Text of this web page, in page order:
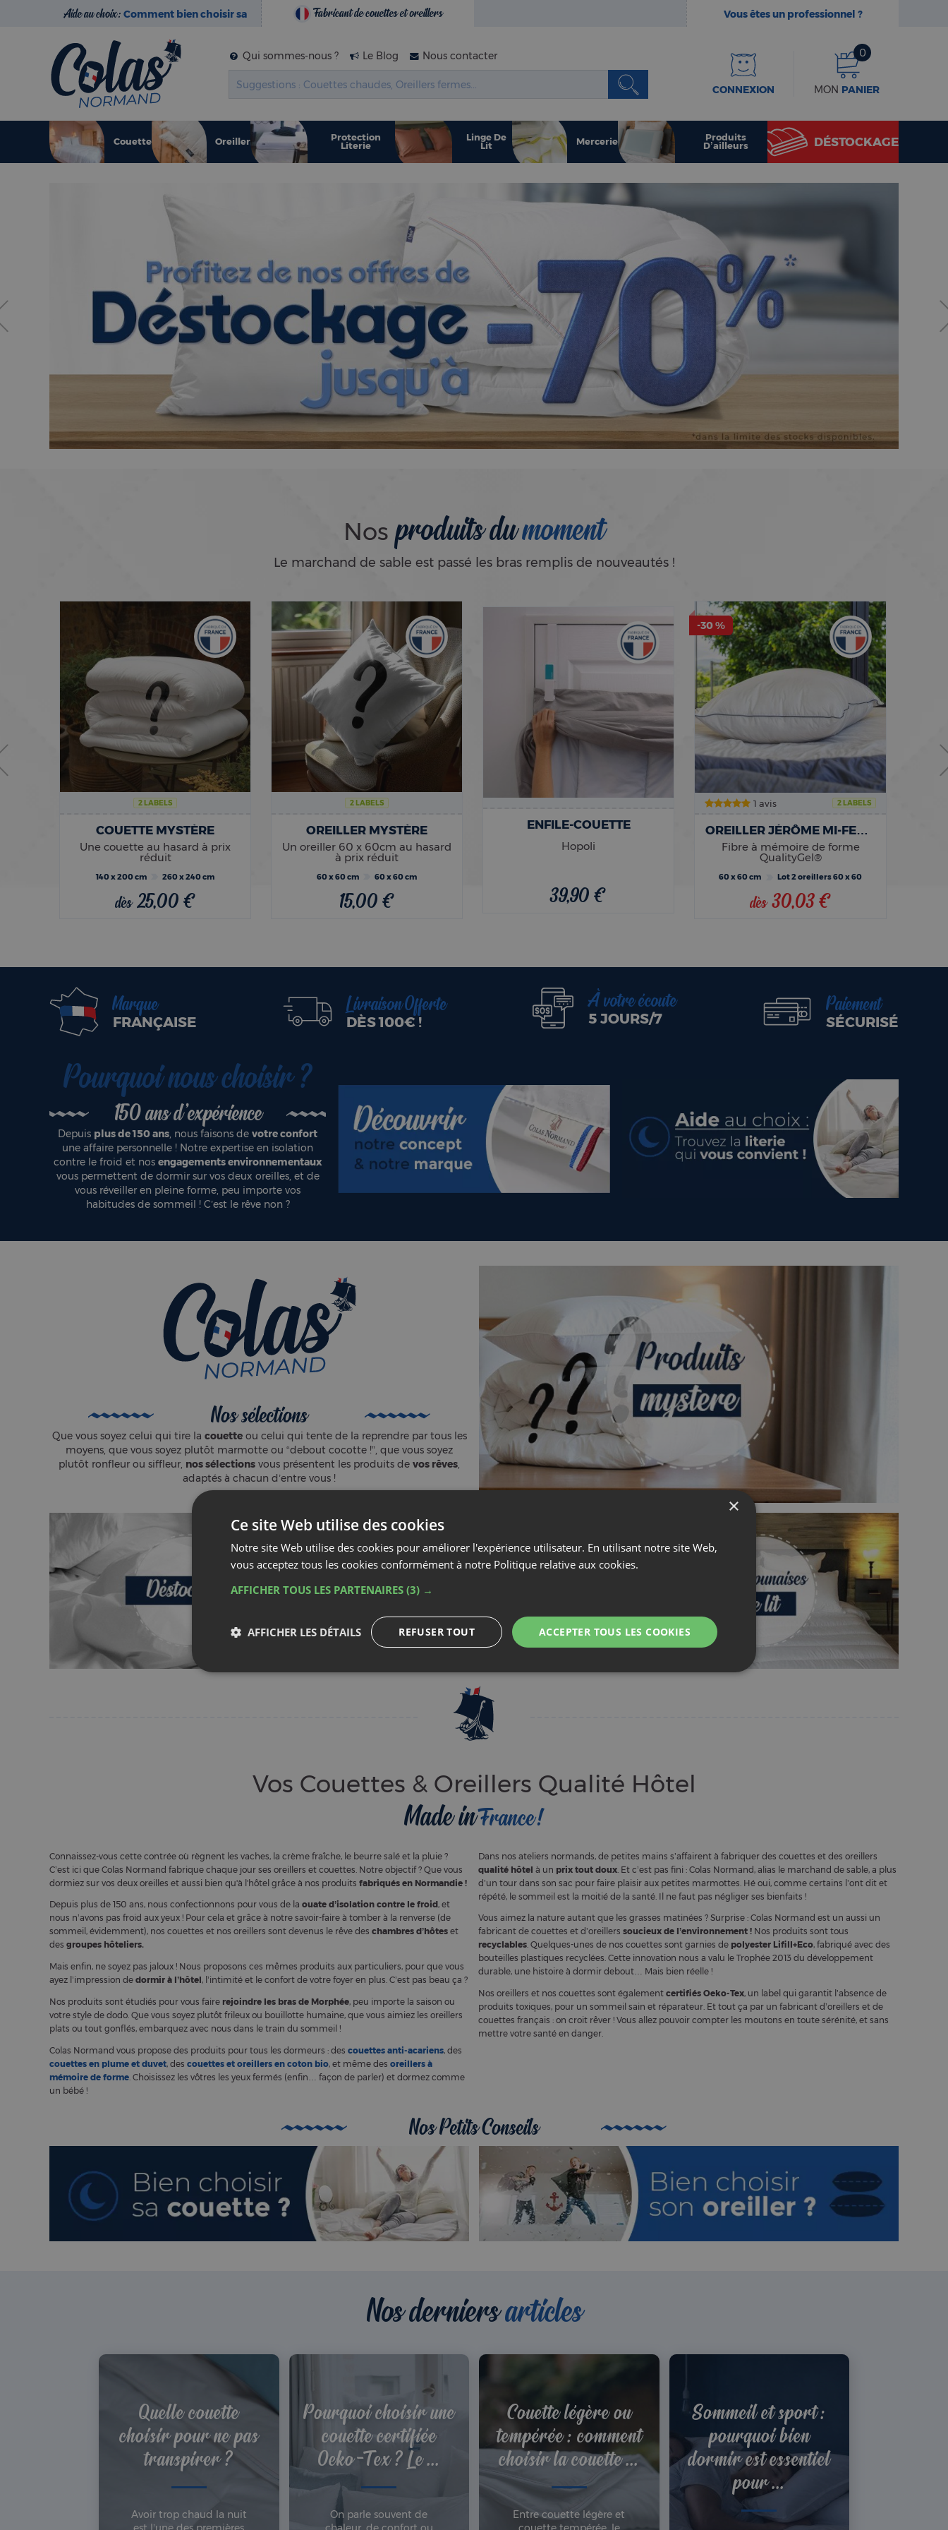
Aide au choix : Comment bien choisir sa
literie ?
Fabricant de couettes et oreillers Vous êtes un professionnel ?
Qui sommes-nous ? Le Blog Nous contacter
CONNEXION MON PANIER
0
Couette Oreiller
Protection
Literie
Linge De
Lit
Mercerie
Produits
D’ailleurs
DÉSTOCKAGE
Nos produits dumoment
Le marchand de sable est passé les bras remplis de nouveautés !
2 LABELS
COUETTE MYSTÈRE
Une couette au hasard à prix
réduit
140 x 200 cm 260 x 240 cm
dès 25,00 €
2 LABELS
OREILLER MYSTÈRE
Un oreiller 60 x 60cm au hasard
à prix réduit
60 x 60 cm 60 x 60 cm
15,00 €
ENFILE-COUETTE
Hopoli
39,90 €
-30 %
1 avis 2 LABELS
OREILLER JÉRÔME MI-FERME
Fibre à mémoire de forme
QualityGel®
60 x 60 cm Lot 2 oreillers 60 x 60
dès 30,03 €
Marque
FRANÇAISE
Livraison Offerte
DÈS 100€ !
À votre écoute
5 JOURS/7
Paiement
SÉCURISÉ
Pourquoi nous choisir ?
150 ans d'expérience
Depuis plus de 150 ans, nous faisons de votre confort
une affaire personnelle ! Notre expertise en isolation
contre le froid et nos engagements environnementaux
vous permettent de dormir sur vos deux oreilles, et de
vous réveiller en pleine forme, peu importe vos
habitudes de sommeil ! C’est le rêve non ?
Nos sélections
Que vous soyez celui qui tire la couetteou celui qui tente de la reprendre par tous les
moyens, que vous soyez plutôt marmotte ou “debout cocotte !”, que vous soyez
plutôt ronfleur ou siffleur, nos sélections vous présentent les produits de vos rêves,
adaptés à chacun d’entre vous !
Vos Couettes & Oreillers Qualité Hôtel
Made inFrance !
Connaissez-vous cette contrée où règnent les vaches, la crème fraîche, le beurre salé et la pluie ?
C’est ici que Colas Normand fabrique chaque jour ses oreillers et couettes. Notre objectif ? Que vous
dormiez sur vos deux oreilles et aussi bien qu'à l'hôtel grâce à nos produits fabriqués en Normandie !
Depuis plus de 150 ans, nous confectionnons pour vous de la ouate d’isolation contre le froid, et
nous n’avons pas froid aux yeux ! Pour cela et grâce à notre savoir-faire à tomber à la renverse (de
sommeil, évidemment), nos couettes et nos oreillers sont devenus le rêve des chambres d’hôtes et
des groupes hôteliers.
Mais enfin, ne soyez pas jaloux ! Nous proposons ces mêmes produits aux particuliers, pour que vous
ayez l’impression de dormir à l’hôtel, l’intimité et le confort de votre foyer en plus. C’est pas beau ça ?
Nos produits sont étudiés pour vous faire rejoindre les bras de Morphée, peu importe la saison ou
votre style de dodo. Que vous soyez plutôt frileux ou bouillotte humaine, que vous aimiez les oreillers
plats ou tout gonflés, embarquez avec nous dans le train du sommeil !
Colas Normand vous propose des produits pour tous les dormeurs : des couettes anti-acariens, des
couettes en plume et duvet, des couettes et oreillers en coton bio, et même des oreillers à
mémoire de forme. Choisissez les vôtres les yeux fermés (enfin… façon de parler) et dormez comme
un bébé !
Dans nos ateliers normands, de petites mains s’affairent à fabriquer des couettes et des oreillers
qualité hôtel à un prix tout doux . Et c’est pas fini : Colas Normand, alias le marchand de sable, a plus
d’un tour dans son sac pour faire plaisir aux petites marmottes. Hé oui, comme certains l’ont dit et
répété, le sommeil est la moitié de la santé. Il ne faut pas négliger ses bienfaits !
Vous aimez la nature autant que les grasses matinées ? Surprise : Colas Normand est un aussi un
fabricant de couettes et d’oreillerssoucieux de l’environnement ! Nos produits sont tous
recyclables. Quelques-unes de nos couettes sont garnies de polyester Lifill+Eco, fabriqué avec des
bouteilles plastiques recyclées. Cette innovation nous a valu le Trophée 2013 du développement
durable, une histoire à dormir debout… Mais bien réelle !
Nos oreillers et nos couettes sont égalementcertifiés Oeko-Tex, un label qui garantit l’absence de
produits toxiques, pour un sommeil sain et réparateur. Et tout ça par un fabricant d’oreillers et de
couettes français : on croit rêver ! Vous allez pouvoir compter les moutons en toute sérénité, et sans
mettre votre santé en danger.
Nos Petits Conseils
Nos derniersarticles
Quelle couette
choisir pour ne pas
transpirer ?
Avoir trop chaud la nuit
Pourquoi choisir une
couette certifiée
Oeko-Tex ? Le ...
On parle souvent de
Couette légère ou
tempérée : comment
choisir la couette ...
Entre couette légère et
Sommeil et sport :
pourquoi bien
dormir est essentiel
pour ...